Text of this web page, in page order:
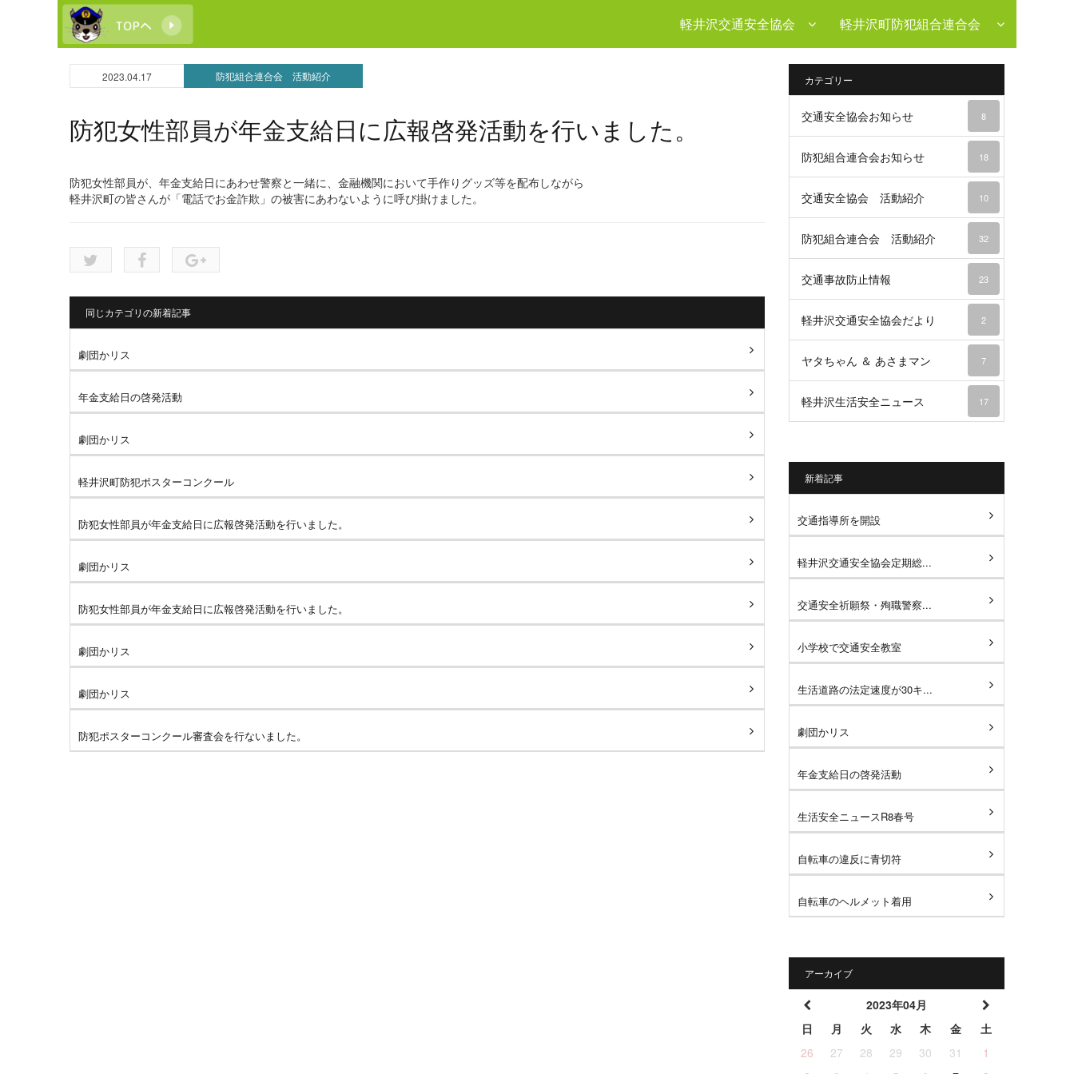
軽井沢交通安全協会 軽井沢町防犯組合連合会
2023.04.17 防犯組合連合会 活動紹介
防犯女性部員が年金支給日に広報啓発活動を行いました。
防犯女性部員が、年金支給日にあわせ警察と一緒に、金融機関において手作りグッズ等を配布しながら
軽井沢町の皆さんが「電話でお金詐欺」の被害にあわないように呼び掛けました。
同じカテゴリの新着記事
劇団かリス
年金支給日の啓発活動
劇団かリス
軽井沢町防犯ポスターコンクール
防犯女性部員が年金支給日に広報啓発活動を行いました。
劇団かリス
防犯女性部員が年金支給日に広報啓発活動を行いました。
劇団かリス
劇団かリス
防犯ポスターコンクール審査会を行ないました。
カテゴリー
交通安全協会お知らせ 8
防犯組合連合会お知らせ 18
交通安全協会 活動紹介 10
防犯組合連合会 活動紹介 32
交通事故防止情報 23
軽井沢交通安全協会だより 2
ヤタちゃん ＆ あさまマン 7
軽井沢生活安全ニュース 17
新着記事
交通指導所を開設
軽井沢交通安全協会定期総...
交通安全祈願祭・殉職警察...
小学校で交通安全教室
生活道路の法定速度が30キ...
劇団かリス
年金支給日の啓発活動
生活安全ニュースR8春号
自転車の違反に青切符
自転車のヘルメット着用
アーカイブ
2023年04月
日
月 火 水 木 金
土
26
27 28 29 30 31
1